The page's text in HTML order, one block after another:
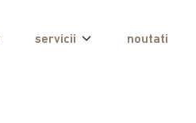
servicii noutati